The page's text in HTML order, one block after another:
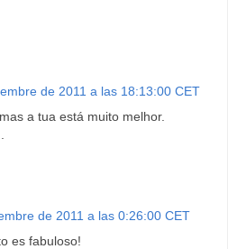
de 2011 a las 18:13:00 CET
a tua está muito melhor.
de 2011 a las 0:26:00 CET
es fabuloso!